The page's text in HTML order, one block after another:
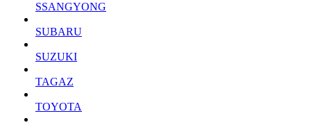
SSANGYONG
SUBARU
SUZUKI
TAGAZ
TOYOTA